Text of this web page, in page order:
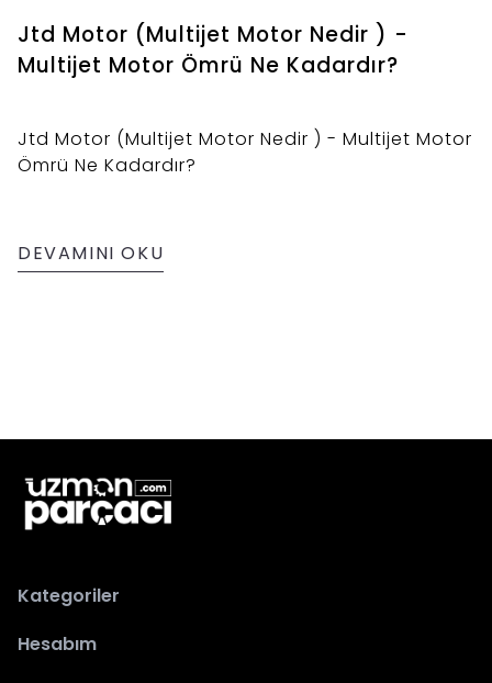
Jtd Motor (Multijet Motor Nedir ) -
Multijet Motor Ömrü Ne Kadardır?
Jtd Motor (Multijet Motor Nedir ) - Multijet Motor
Ömrü Ne Kadardır?
DEVAMINI OKU
Kategoriler
Hesabım